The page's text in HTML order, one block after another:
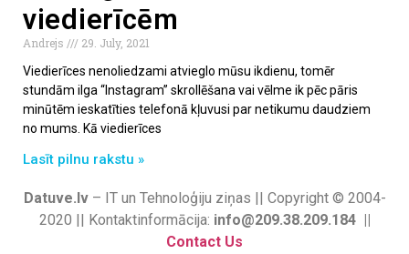
viedierīcēm
Andrejs
29. July, 2021
Viedierīces nenoliedzami atvieglo mūsu ikdienu, tomēr
stundām ilga “Instagram” skrollēšana vai vēlme ik pēc pāris
minūtēm ieskatīties telefonā kļuvusi par netikumu daudziem
no mums. Kā viedierīces
Lasīt pilnu rakstu »
Datuve.lv– IT un Tehnoloģiju ziņas || Copyright © 2004-
2020 || Kontaktinformācija: info@209.38.209.184 ||
Contact Us